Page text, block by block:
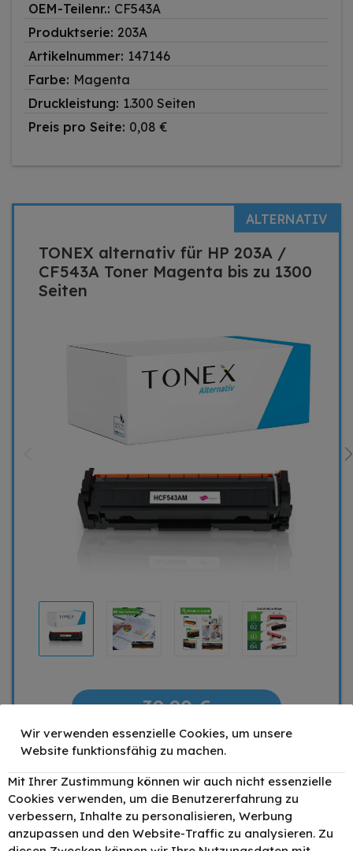
OEM-Teilenr.: CF543A
Produktserie: 203A
Artikelnummer: 147146
Farbe: Magenta
Druckleistung: 1.300 Seiten
Preis pro Seite: 0,08 €
ALTERNATIV
TONEX alternativ für HP 203A /
CF543A Toner Magenta bis zu 1300
Seiten
39,90 €
Mengenrabatt
Stückpreis
2
35,91 € - 10%
4 33,92 € - 15%
6 31,92 € - 20%
Wir verwenden essenzielle Cookies, um unsere
Website funktionsfähig zu machen.
Mit Ihrer Zustimmung können wir auch nicht essenzielle
Cookies verwenden, um die Benutzererfahrung zu
verbessern, Inhalte zu personalisieren, Werbung
anzupassen und den Website-Traffic zu analysieren. Zu